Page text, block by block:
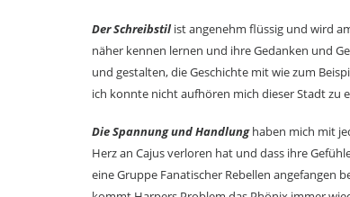
Der Schreibstilist angenehm flüssig und wird
näher kennen lernen und ihre Gedanken und
und gestalten, die Geschichte mit wie zum
ich konnte nicht aufhören mich dieser Stadt zu
Die Spannung und Handlunghaben mich mit
Herz an Cajus verloren hat und dass ihre
eine Gruppe Fanatischer Rebellen angefangen